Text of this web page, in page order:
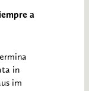
a
in
im